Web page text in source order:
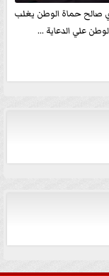
حماة الوطن يغلب
علي الدعاية ...